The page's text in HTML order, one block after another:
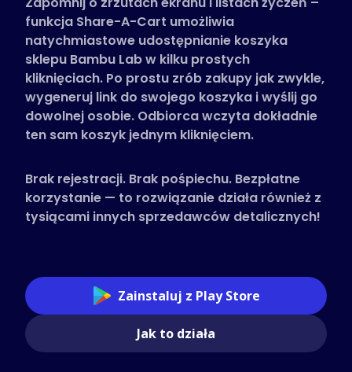
Polski (Polish)
funkcja Share-A-Cart umożliwia
natychmiastowe udostępnianie koszyka
sklepu Bambu Lab w kilku prostych
kliknięciach. Po prostu zrób zakupy jak zwykle,
wygeneruj link do swojego koszyka i wyślij go
dowolnej osobie. Odbiorca wczyta dokładnie
ten sam koszyk jednym kliknięciem.
Brak rejestracji. Brak pośpiechu. Bezpłatne
korzystanie — to rozwiązanie działa również z
tysiącami innych sprzedawców detalicznych!
Zainstaluj z Play Store
Jak to działa